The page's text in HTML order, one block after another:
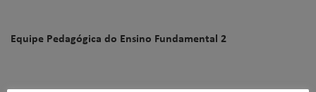
Equipe Pedagógica do Ensino Fundamental 2